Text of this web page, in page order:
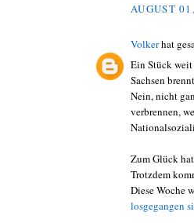
AUGUST
Volkerhat
Ein Stück
Sachsen
Nein, nicht
verbrennen,
Zum Glück
Trotzdem
Diese Woche
losgegangen